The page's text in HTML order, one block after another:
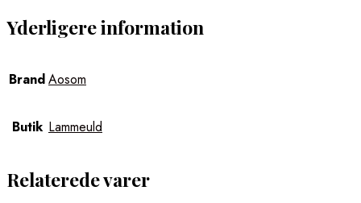
Yderligere information
BrandAosom
Butik Lammeuld
Relaterede varer